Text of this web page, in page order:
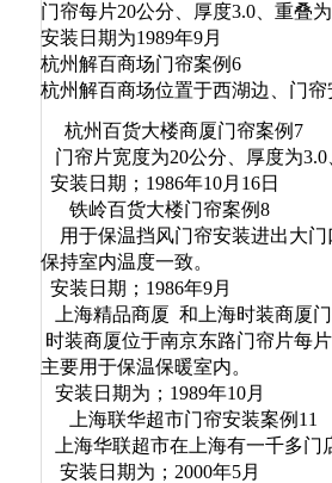
门帘每片20公分、厚度3.0、重叠
安装日期为1989年9月
杭州解百商场门帘案例6
杭州解百商场位置于西湖边、门
杭州百货大楼商厦门帘案例7
门帘片宽度为20公分、厚度为
安装日期；1986年10月16日
铁岭百货大楼门帘案例8
用于保温挡风门帘安装进出大门
保持室内温度一致。
安装日期；1986年9月
上海精品商厦 和上海时装商厦
时装商厦位于南京东路门帘片每
主要用于保温保暖室内。
安装日期为；1989年10月
上海联华超市门帘安装案例11
上海华联超市在上海有一千多门
安装日期为；2000年5月